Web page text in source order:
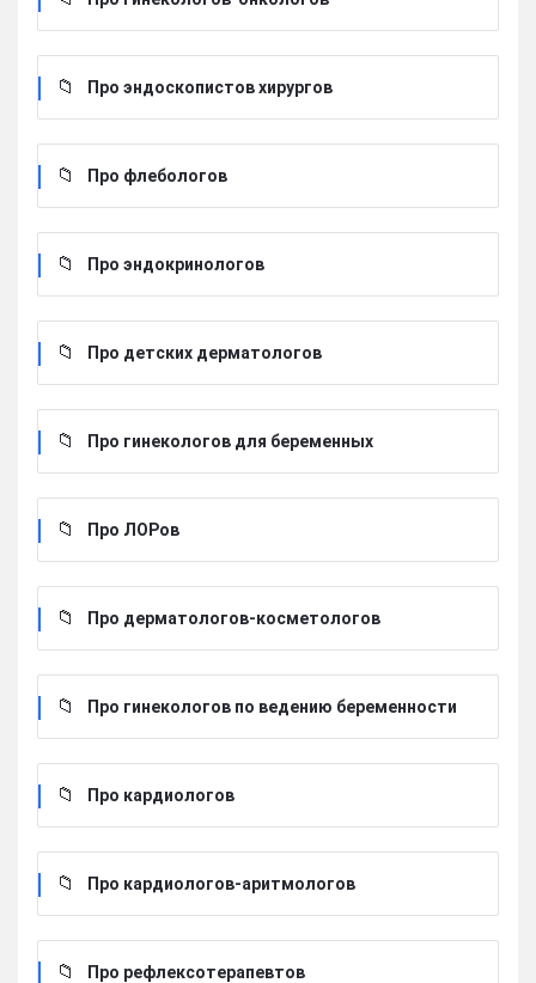
Про эндоскопистов хирургов
Про флебологов
Про эндокринологов
Про детских дерматологов
Про гинекологов для беременных
Про ЛОРов
Про дерматологов-косметологов
Про гинекологов по ведению беременности
Про кардиологов
Про кардиологов-аритмологов
Про рефлексотерапевтов